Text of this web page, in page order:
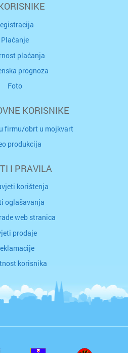
Plaćanje
plaćanja
prognoza
Foto
KORISNIKE
firmu/obrt u mojkvart
produkcija
I PRAVILA
korištenja
oglašavanja
web stranica
prodaje
korisnika